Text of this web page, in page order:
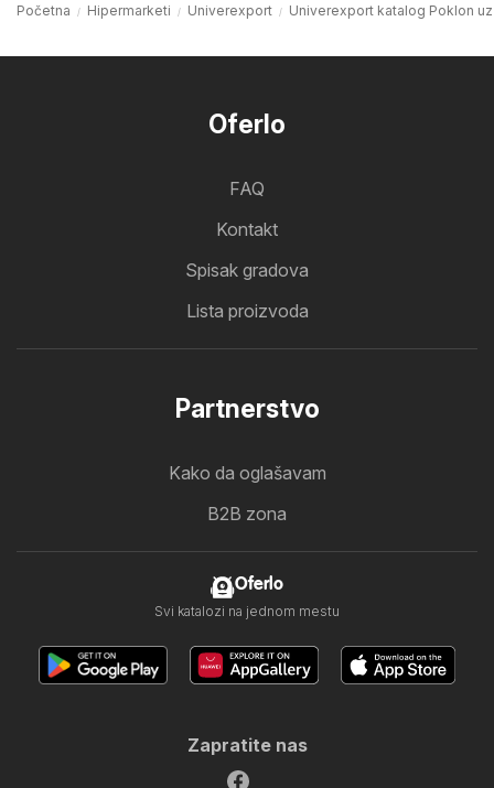
Početna Hipermarketi Univerexport Univerexport katalog Poklon
Oferlo
FAQ
Kontakt
Spisak gradova
Lista proizvoda
Partnerstvo
Kako da oglašavam
B2B zona
Oferlo
Svi katalozi na jednom mestu
Zapratite nas